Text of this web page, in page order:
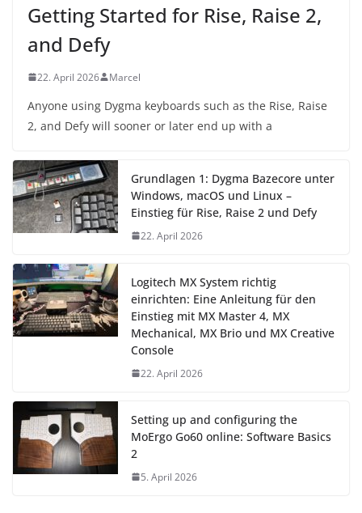
Getting Started for Rise, Raise 2,
and Defy
22. April 2026 Marcel
Anyone using Dygma keyboards such as the Rise, Raise
2, and Defy will sooner or later end up with a
Grundlagen 1: Dygma Bazecore unter
Windows, macOS und Linux –
Einstieg für Rise, Raise 2 und Defy
22. April 2026
Logitech MX System richtig
einrichten: Eine Anleitung für den
Einstieg mit MX Master 4, MX
Mechanical, MX Brio und MX Creative
Console
22. April 2026
Setting up and configuring the
MoErgo Go60 online: Software Basics
2
5. April 2026